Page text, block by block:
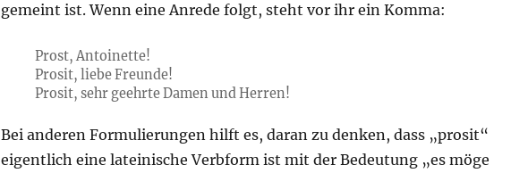
gemeint ist. Wenn eine Anrede folgt, steht vor ihr ein Komma:
Prost, Antoinette!
Prosit, liebe Freunde!
Prosit, sehr geehrte Damen und Herren!
Bei anderen Formulierungen hilft es, daran zu denken, dass „prosit“
eigentlich eine lateinische Verbform ist mit der Bedeutung „es möge